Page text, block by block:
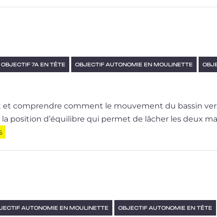
OBJECTIF 7A EN TÊTE OBJECTIF AUTONOMIE EN MOULINETTE
com­prendre com­ment le mou­ve­ment du bas­sin
posi­tion d’é­qui­libre qui per­met de lâcher les deux
AUTONOMIE EN MOULINETTE OBJECTIF AUTONOMIE EN TÊTE